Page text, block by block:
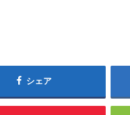
シェア